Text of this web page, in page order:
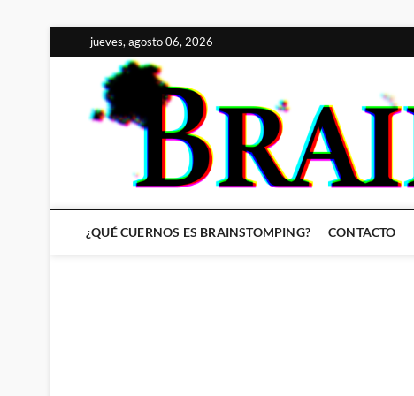
al
contenido
jueves, agosto 06, 2026
¿QUÉ CUERNOS ES BRAINSTOMPING? CONTACTO